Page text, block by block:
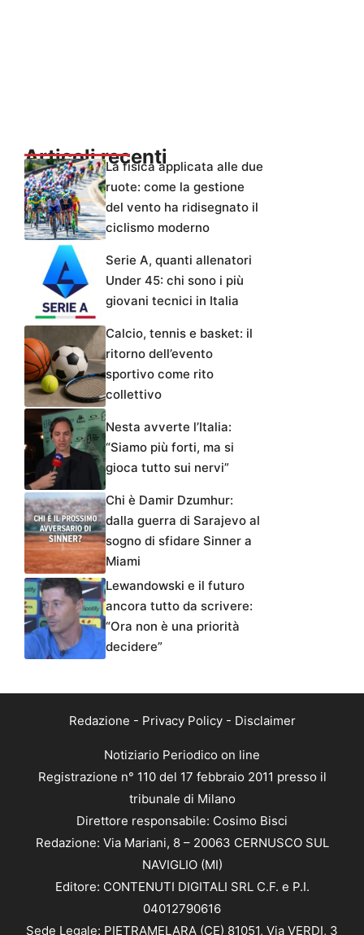
Articoli recentiLa fisica applicata alle due
ruote: come la gestione
del vento ha ridisegnato il
ciclismo moderno
Serie A, quanti allenatori
Under 45: chi sono i più
giovani tecnici in Italia
Calcio, tennis e basket: il
ritorno dell’evento
sportivo come rito
collettivo
Nesta avverte l’Italia:
“Siamo più forti, ma si
gioca tutto sui nervi”
Chi è Damir Dzumhur:
dalla guerra di Sarajevo al
sogno di sfidare Sinner a
Miami
Lewandowski e il futuro
ancora tutto da scrivere:
“Ora non è una priorità
decidere”
Redazione - Privacy Policy- Disclaimer
Notiziario Periodico on line
Registrazione n° 110 del 17 febbraio 2011 presso il
tribunale di Milano
Direttore responsabile: Cosimo Bisci
Redazione: Via Mariani, 8 – 20063 CERNUSCO SUL
NAVIGLIO (MI)
Editore: CONTENUTI DIGITALI SRL C.F. e P.I.
04012790616
Sede Legale: PIETRAMELARA (CE) 81051, Via VERDI, 3